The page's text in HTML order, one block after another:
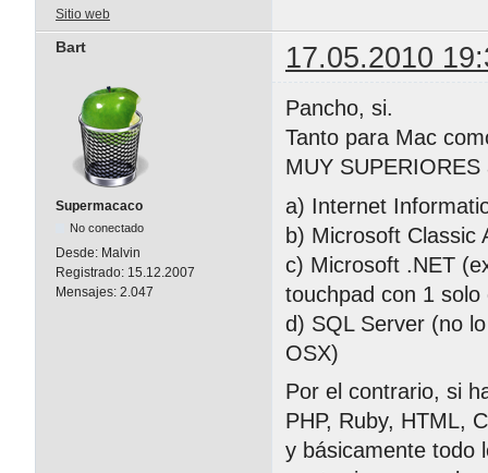
Sitio web
Bart 17.05.2010
Supermacaco
No conectado
Desde: Malvin
Registrado: 15.12.2007
Mensajes: 2.047
Pancho, si.
Tanto para Mac
MUY
a) Internet
b) Microsoft Classic
c) Microsoft .NET
touchpad con 1 solo
d) SQL Server (no
OSX)
Por el contrario, si
PHP, Ruby, HTML,
y básicamente todo